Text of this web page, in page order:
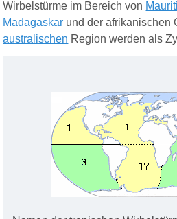
Wirbelstürme im Bereich von
Madagaskar und der afrikanischen
australischen Region werden als